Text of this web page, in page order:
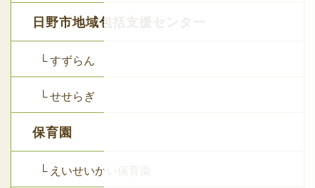
日野市地域包括支援センター
└ すずらん
└ せせらぎ
保育園
└ えいせいかい保育園